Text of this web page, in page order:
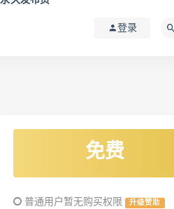
登录
免费
普通用户暂无购买权限 升级赞助